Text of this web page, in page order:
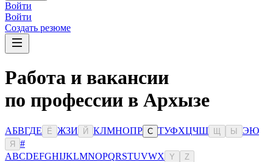
Войти
Войти
Создать резюме
Работа и вакансии
по профессии в Архызе
АБВГДЕ Ё ЖЗИ Й КЛМНОПР С ТУФХЦЧШ Ы ЭЮ
Я
#
ABCDEFGHIJKLMNOPQRSTUVWX Y Z